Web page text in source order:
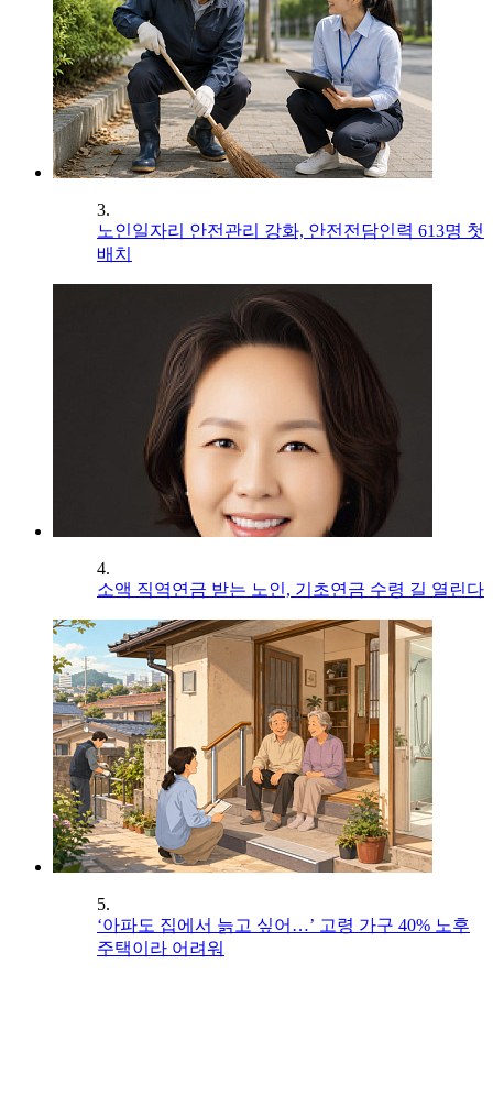
3.
노인일자리 안전관리 강화, 안전전담인력 613명 첫
배치
4.
소액 직역연금 받는 노인, 기초연금 수령 길 열린다
5.
‘아파도 집에서 늙고 싶어…’ 고령 가구 40% 노후
주택이라 어려워